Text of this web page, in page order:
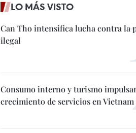
LO MÁS VISTO
Can Tho intensifica lucha contra la
ilegal
Consumo interno y turismo
crecimiento de servicios en Vietnam